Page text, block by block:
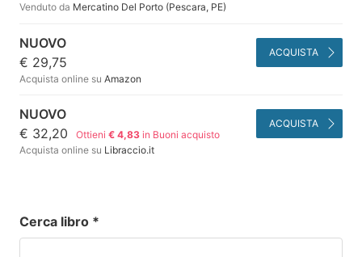
Venduto da Mercatino Del Porto (Pescara, PE)
NUOVO
€ 29,75
Acquista online su Amazon
ACQUISTA
NUOVO
€ 32,20
Ottieni€ 4,83 in Buoni acquisto
Acquista online su Libraccio.it
ACQUISTA
Cerca libro *